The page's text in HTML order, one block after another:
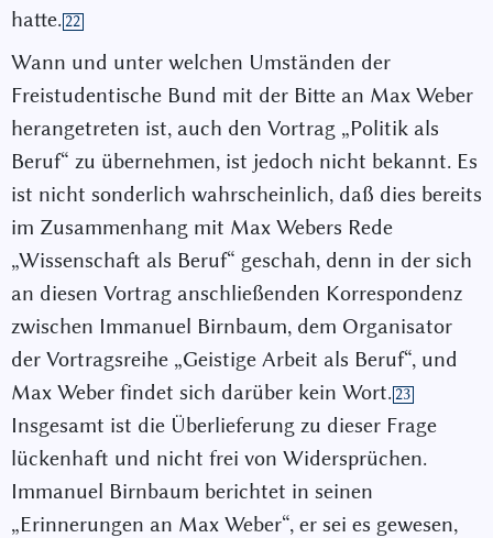
hatte.22
Wann und unter welchen Umständen der
Freistudentische Bund mit der Bitte an Max Weber
herangetreten ist, auch den Vortrag „Politik als
Beruf“ zu übernehmen, ist jedoch nicht bekannt. Es
ist nicht sonderlich wahrscheinlich, daß dies bereits
im Zusammenhang mit Max Webers Rede
„Wissenschaft als Beruf“ geschah, denn in der sich
an diesen Vortrag anschließenden Korrespondenz
zwischen Immanuel Birnbaum, dem Organisator
der Vortragsreihe „Geistige Arbeit als Beruf“, und
Max Weber findet sich darüber kein Wort.23
Insgesamt ist die Überlieferung zu dieser Frage
lückenhaft und nicht frei von Widersprüchen.
Immanuel Birnbaum berichtet in seinen
„Erinnerungen an Max Weber“, er sei es gewesen,